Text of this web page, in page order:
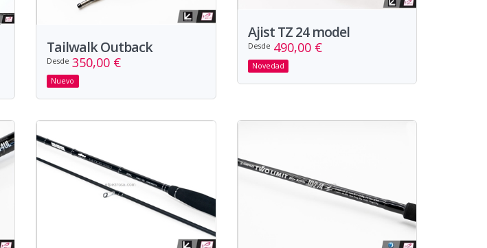
Tailwalk Outback
Desde 350,00 €
Nuevo
Ajist TZ 24 model
Desde 490,00 €
Novedad